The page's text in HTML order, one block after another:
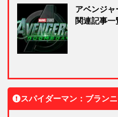
アベンジャ
関連記事一
スパイダーマン：ブランニ